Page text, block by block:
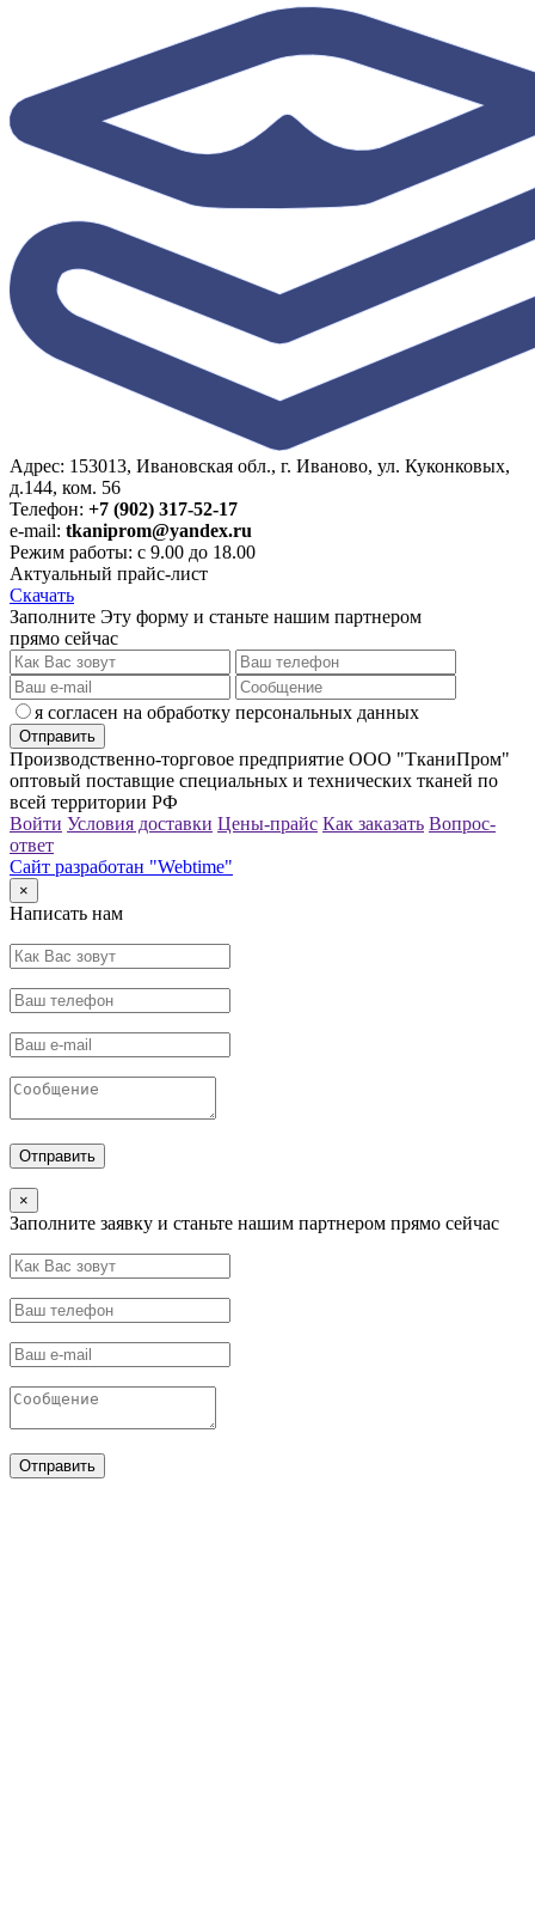
Адрес: 153013, Ивановская обл., г. Иваново, ул. Куконковых,
д.144, ком. 56
Телефон: +7 (902) 317-52-17
e-mail: tkaniprom@yandex.ru
Режим работы: с 9.00 до 18.00
Актуальный прайс-лист
Скачать
Заполните Эту форму и станьте нашим партнером
прямо сейчас
я согласен на обработку персональных данных
Производственно-торговое предприятие ООО "ТканиПром"
оптовый поставщие специальных и технических тканей по
всей территории РФ
Войти Условия доставки Цены-прайс Как заказать Вопрос-
ответ
Сайт разработан "Webtime"
×
Написать нам
×
Заполните заявку и станьте нашим партнером прямо сейчас